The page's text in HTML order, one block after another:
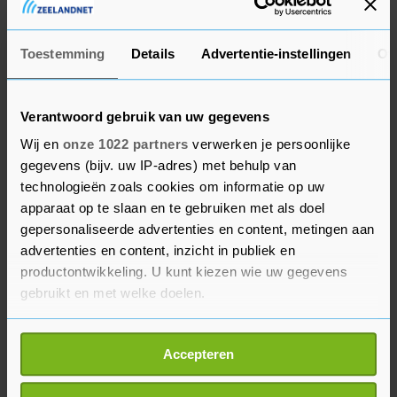
Toestemming Details Advertentie-instellingen
Verantwoord gebruik van uw gegevens
Wij en onze 1022 partners verwerken je persoonlijke
gegevens (bijv. uw IP-adres) met behulp van
technologieën zoals cookies om informatie op uw
apparaat op te slaan en te gebruiken met als doel
gepersonaliseerde advertenties en content, metingen aan
advertenties en content, inzicht in publiek en
productontwikkeling. U kunt kiezen wie uw gegevens
gebruikt en met welke doelen.
Als u het toestaat, willen we ook graag:
Informatie verzamelen over uw geografische
locatie, die tot een paar meter nauwkeurig kan zijn
Accepteren
Procedures van banken om witwassen te
voorkomen krijgen de afgelopen jaren extra
aandacht van Europese toezichthouders. ING
wordt daardoor nauwlettender in de gaten
gehouden door toezichthouders in verschillende
landen, zo geeft de bank zelf aan. Dit contact met
bankenautoriteiten leidt volgens ING in sommige
gevallen tot bevredigende uitkomsten, maar kan
ook resulteren in "bevindingen die van ING
verbeteringen vereisen of andere consequenties".
Kort na de boete van honderden miljoenen euro's
in Nederland legde de Italiaanse
bankenautoriteit ING een straf op wegens
gebreken in het anti-witwasbeleid. De bank mocht
tot begin september 2020 geen nieuwe klanten